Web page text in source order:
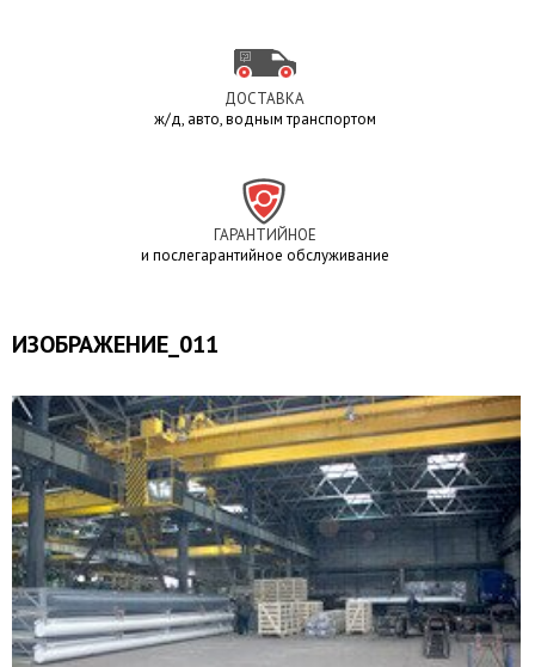
ДОСТАВКА
ж/д, авто, водным транспортом
ГАРАНТИЙНОЕ
и послегарантийное обслуживание
ИЗОБРАЖЕНИЕ_011